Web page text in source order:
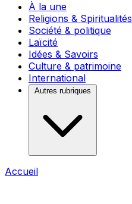
À la une
Religions & Spiritualités
Société & politique
Laïcité
Idées & Savoirs
Culture & patrimoine
International
Autres rubriques
Accueil